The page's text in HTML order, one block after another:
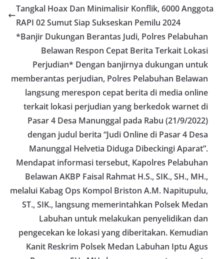
keramaian warga.‎‎Dengan adanya deteksi dini ini,
diharapkan potensi gangguan keamanan dapat
diantisipasi sejak awal sehingga situasi di
Kelurahan Sunggal tetap terjaga aman, tertib,
dan kondusif hingga puncak perayaan HUT
Kemerdekaan RI berlangsung.‎‎Wujud Kedekatan
Polri dengan Masyarakat‎Kegiatan sambang Door
to Door System ini merupakan salah satu bentuk
implementasi program Polri Presisi yang
mengedepankan kehadiran dan kedekatan
personel Kepolisian dengan masyarakat. Melalui
kegiatan semacam ini, Bhabinkamtibmas tidak
hanya berperan sebagai penyampai informasi
dan imbauan, tetapi juga sebagai mitra
masyarakat dalam menjaga keamanan lingkungan
secara bersama-sama.‎‎Kehadiran
Bhabinkamtibmas di tengah-tengah warga
diharapkan dapat semakin mempererat
hubungan kemitraan antara Polri dan
masyarakat, sekaligus membangun kesadaran
kolektif warga akan pentingnya menjaga
keamanan, ketertiban, dan kekompakan
lingkungan, khususnya dalam menyambut
momentum bersejarah HUT Kemerdekaan
Republik Indonesia.‎Kegiatan sambang ini
rencananya akan terus dilaksanakan secara rutin
Tangkal Hoax Dan Minimalisir Konflik, 6000 Anggota
RAPI 02 Sumut Siap Sukseskan Pemilu 2024
*Banjir Dukungan Berantas Judi, Polres Pelabuhan
Belawan Respon Cepat Berita Terkait Lokasi
Perjudian* Dengan banjirnya dukungan untuk
memberantas perjudian, Polres Pelabuhan Belawan
langsung merespon cepat berita di media online
terkait lokasi perjudian yang berkedok warnet di
Pasar 4 Desa Manunggal pada Rabu (21/9/2022)
dengan judul berita “Judi Online di Pasar 4 Desa
Manunggal Helvetia Diduga Dibeckingi Aparat”.
Mendapat informasi tersebut, Kapolres Pelabuhan
Belawan AKBP Faisal Rahmat H.S., SIK., SH., MH.,
melalui Kabag Ops Kompol Briston A.M. Napitupulu,
ST., SIK., langsung memerintahkan Polsek Medan
Labuhan untuk melakukan penyelidikan dan
pengecekan ke lokasi yang diberitakan. Kemudian
Kanit Reskrim Polsek Medan Labuhan Iptu Agus